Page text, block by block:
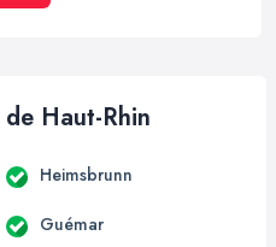
Haut-Rhin
Heimsbrunn
Guémar